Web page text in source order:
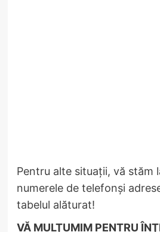
​Pentru alte situaţii, vă stăm
numerele de telefonşi
tabelul alăturat!
VĂ MULŢUMIM PENTRU